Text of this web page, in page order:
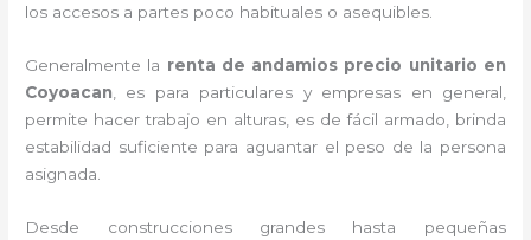
los accesos a partes poco habituales o asequibles.
Generalmente la renta de andamios precio unitario en
Coyoacan , es para particulares y empresas en general,
permite hacer trabajo en alturas, es de fácil armado, brinda
estabilidad suficiente para aguantar el peso de la persona
asignada.
Desde construcciones grandes hasta pequeñas